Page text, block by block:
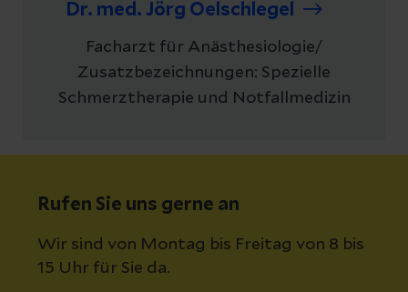
Dr. med. Jörg Oelschlegel
Facharzt für Anästhesiologie/
Zusatzbezeichnungen: Spezielle
Schmerztherapie und Notfallmedizin
Rufen Sie uns gerne an
Wir sind von Montag bis Freitag von 8 bis
15 Uhr für Sie da.